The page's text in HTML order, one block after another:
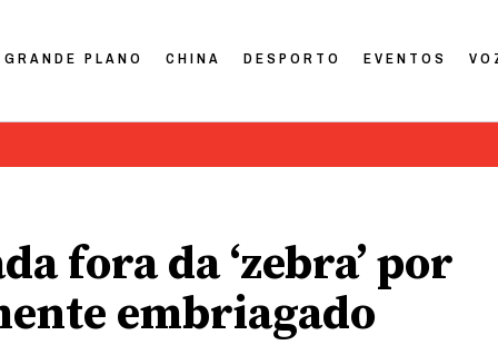
GRANDE PLANO CHINA DESPORTO EVENTOS
fora da ‘zebra’ por
embriagado